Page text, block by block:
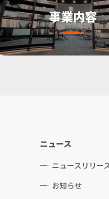
事業内容
ニュース
ニュースリリー
お知らせ